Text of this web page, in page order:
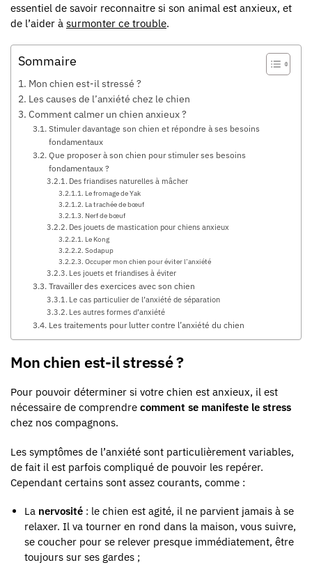
essentiel de savoir reconnaitre si son animal est anxieux, et
de l’aider à surmonter ce trouble.
Sommaire
Mon chien est-il stressé ?
Les causes de l’anxiété chez le chien
Comment calmer un chien anxieux ?
Stimuler davantage son chien et répondre à ses besoins
fondamentaux
Que proposer à son chien pour stimuler ses besoins
fondamentaux ?
Des friandises naturelles à mâcher
Le fromage de Yak
La trachée de bœuf
Nerf de bœuf
Des jouets de mastication pour chiens anxieux
Le Kong
Sodapup
Occuper mon chien pour éviter l’anxiété
Les jouets et friandises à éviter
Travailler des exercices avec son chien
Le cas particulier de l’anxiété de séparation
Les autres formes d’anxiété
Les traitements pour lutter contre l’anxiété du chien
Mon chien est-il stressé ?
Pour pouvoir déterminer si votre chien est anxieux, il est
nécessaire de comprendre comment se manifeste le stress
chez nos compagnons.
Les symptômes de l’anxiété sont particulièrement variables,
de fait il est parfois compliqué de pouvoir les repérer.
Cependant certains sont assez courants, comme :
La nervosité : le chien est agité, il ne parvient jamais à se
relaxer. Il va tourner en rond dans la maison, vous suivre,
se coucher pour se relever presque immédiatement, être
toujours sur ses gardes ;